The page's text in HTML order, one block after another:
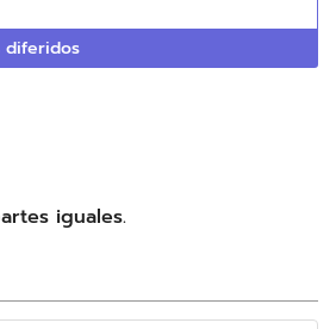
diferidos
iguales.